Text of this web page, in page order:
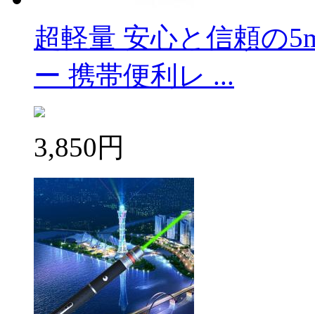
超軽量 安心と信頼の
ー 携帯便利レ ...
3,850円